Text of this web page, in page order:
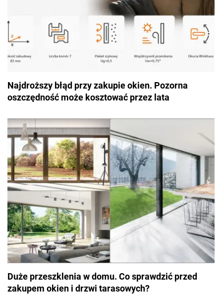
Najdroższy błąd przy zakupie okien. Pozorna
oszczędność może kosztować przez lata
Duże przeszklenia w domu. Co sprawdzić przed
zakupem okien i drzwi tarasowych?